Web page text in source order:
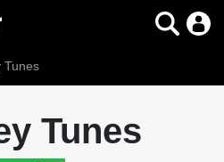
Tunes
Tunes